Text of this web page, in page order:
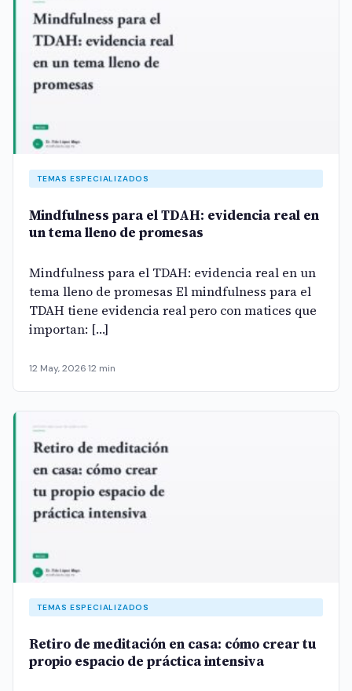
TEMAS ESPECIALIZADOS
Mindfulness para el TDAH: evidencia real en
un tema lleno de promesas
Mindfulness para el TDAH: evidencia real en un
tema lleno de promesas El mindfulness para el
TDAH tiene evidencia real pero con matices que
importan: […]
12 May, 202612 min
TEMAS ESPECIALIZADOS
Retiro de meditación en casa: cómo crear tu
propio espacio de práctica intensiva